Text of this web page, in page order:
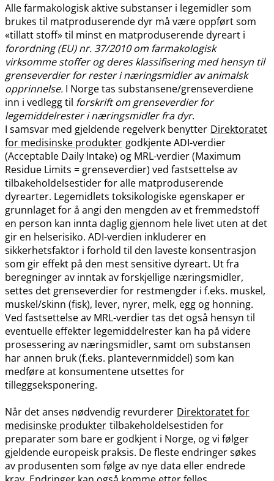
Alle farmakologisk aktive substanser i legemidler som
brukes til matproduserende dyr må være oppført som
«tillatt stoff» til minst en matproduserende dyreart i
forordning (EU) nr. 37/2010 om farmakologisk
virksomme stoffer og deres klassifisering med hensyn til
grenseverdier for rester i næringsmidler av animalsk
opprinnelse. I Norge tas substansene​/​grenseverdiene
inn i vedlegg til forskrift om grenseverdier for
legemiddelrester i næringsmidler fra dyr.
I samsvar med gjeldende regelverk benytter Direktoratet
for medisinske produkter godkjente ADI-verdier
(Acceptable Daily Intake) og MRL-verdier (Maximum
Residue Limits = grenseverdier) ved fastsettelse av
tilbakeholdelsestider for alle matproduserende
dyrearter. Legemidlets toksikologiske egenskaper er
grunnlaget for å angi den mengden av et fremmedstoff
en person kan innta daglig gjennom hele livet uten at det
gir en helserisiko. ADI-verdien inkluderer en
sikkerhetsfaktor i forhold til den laveste konsentrasjon
som gir effekt på den mest sensitive dyreart. Ut fra
beregninger av inntak av forskjellige næringsmidler,
settes det grenseverdier for restmengder i f.eks. muskel,
muskel​/​skinn (fisk), lever, nyrer, melk, egg og honning.
Ved fastsettelse av MRL-verdier tas det også hensyn til
eventuelle effekter legemiddelrester kan ha på videre
prosessering av næringsmidler, samt om substansen
har annen bruk (f.eks. plantevernmiddel) som kan
medføre at konsumentene utsettes for
tilleggseksponering.
Når det anses nødvendig revurderer Direktoratet for
medisinske produkter tilbakeholdelsestiden for
preparater som bare er godkjent i Norge, og vi følger
gjeldende europeisk praksis. De fleste endringer søkes
av produsenten som følge av nye data eller endrede